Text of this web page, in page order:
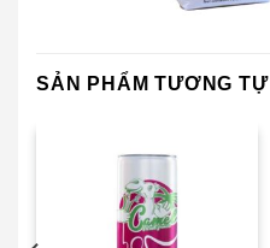
SẢN PHẨM TƯƠNG TỰ